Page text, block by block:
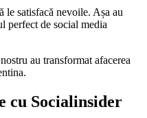
le satisfacă nevoile. Așa au
perfect de social media
au transformat afacerea
cu Socialinsider